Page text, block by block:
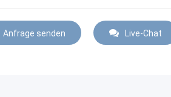
Anfrage senden Live-Chat